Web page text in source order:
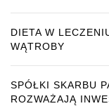
DIETA W
WĄTROBY
SPÓŁKI SKARBU
ROZWAŻAJĄ